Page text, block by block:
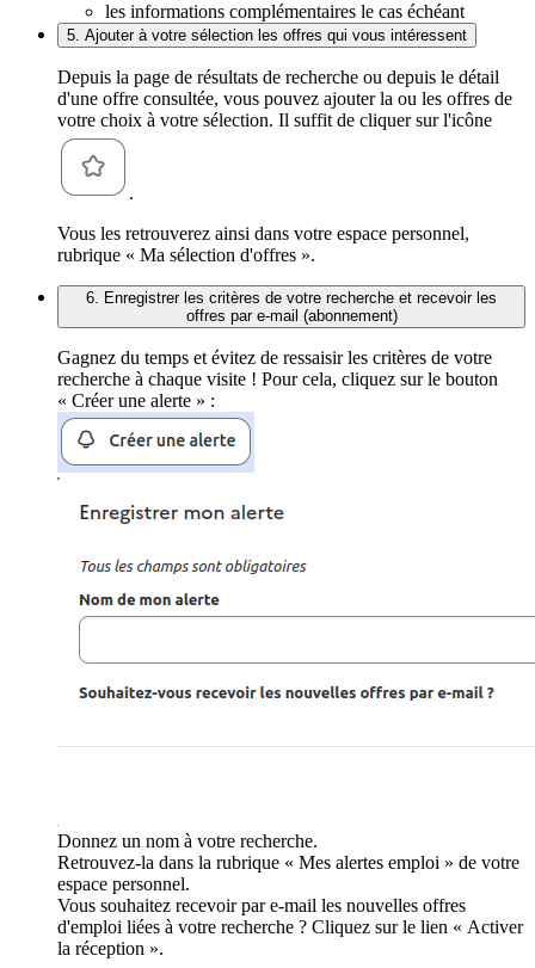
les informations complémentaires le cas échéant
5. Ajouter à votre sélection les offres qui vous intéressent
Depuis la page de résultats de recherche ou depuis le détail
d'une offre consultée, vous pouvez ajouter la ou les offres de
votre choix à votre sélection. Il suffit de cliquer sur l'icône
.
Vous les retrouverez ainsi dans votre espace personnel,
rubrique « Ma sélection d'offres ».
6. Enregistrer les critères de votre recherche et recevoir les
offres par e-mail (abonnement)
Gagnez du temps et évitez de ressaisir les critères de votre
recherche à chaque visite ! Pour cela, cliquez sur le bouton
« Créer une alerte » :
Donnez un nom à votre recherche.
Retrouvez-la dans la rubrique « Mes alertes emploi » de votre
espace personnel.
Vous souhaitez recevoir par e-mail les nouvelles offres
d'emploi liées à votre recherche ? Cliquez sur le lien « Activer
la réception ».